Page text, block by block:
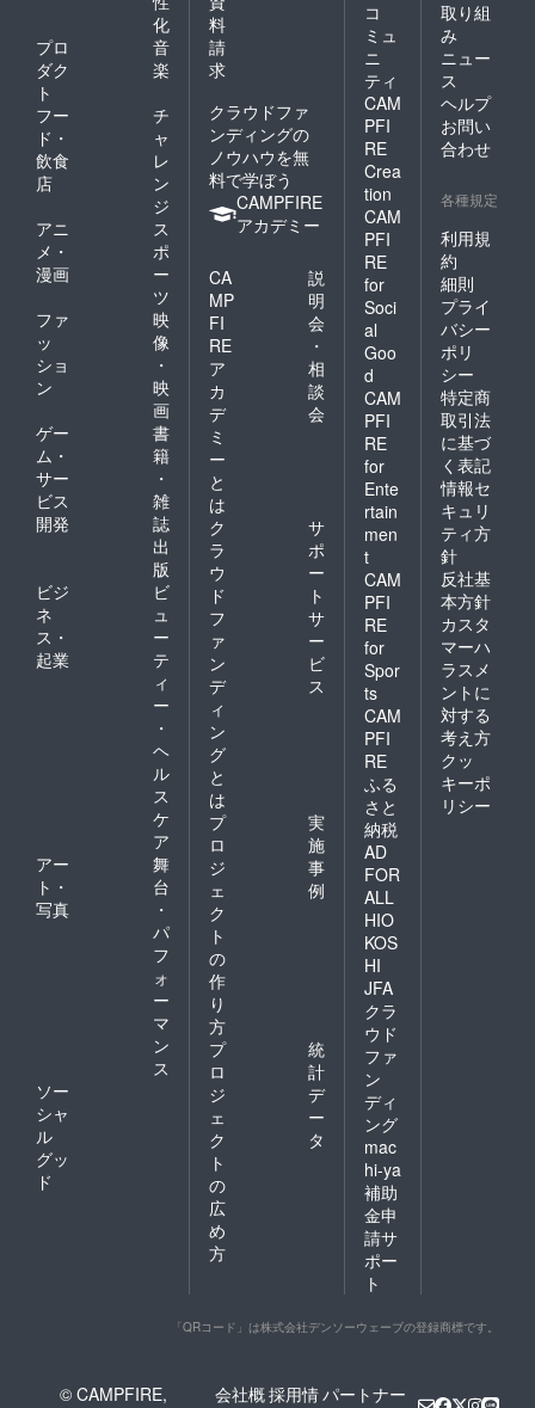
化
プロ
ダク
ト
音
楽
フー
ド・
飲食
店
チ
ャ
レ
ン
ジ
アニ
メ・
漫画
ス
ポ
ー
ツ
ファ
ッ
ショ
ン
映
像
・
映
画
ゲー
ム・
サー
ビス
開発
書
籍
・
雑
誌
出
版
ビジ
ネ
ス・
起業
ビ
ュ
ー
テ
ィ
ー
・
ヘ
ル
ス
ケ
ア
アー
ト・
写真
舞
台
・
パ
フ
ォ
ー
マ
ン
ス
ソー
シャ
ル
グッ
ド
料
請
求
クラウドファ
ンディングの
ノウハウを無
料で学ぼう
CAMPFIRE
アカデミー
CA
MP
FI
RE
ア
カ
デ
ミ
ー
と
は
説
明
会
・
相
談
会
ク
ラ
ウ
ド
フ
ァ
ン
デ
ィ
ン
グ
と
は
サ
ポ
ー
ト
サ
ー
ビ
ス
プ
ロ
ジ
ェ
ク
ト
の
作
り
方
実
施
事
例
プ
ロ
ジ
ェ
ク
ト
の
広
め
方
統
計
デ
ー
タ
コ
ミュ
ニ
ティ
CAM
PFI
RE
Crea
tion
CAM
PFI
RE
for
Soci
al
Goo
d
CAM
PFI
RE
for
Ente
rtain
men
t
CAM
PFI
RE
for
Spor
ts
CAM
PFI
RE
ふる
さと
納税
AD
FOR
ALL
HIO
KOS
HI
JFA
クラ
ウド
ファ
ン
ディ
ング
mac
hi-ya
補助
金申
請サ
ポー
ト
取り組
み
ニュー
ス
ヘルプ
お問い
合わせ
各種規定
利用規
約
細則
プライ
バシー
ポリ
シー
特定商
取引法
に基づ
く表記
情報セ
キュリ
ティ方
針
反社基
本方針
カスタ
マーハ
ラスメ
ントに
対する
考え方
クッ
キーポ
リシー
「QRコード」は株式会社デンソーウェーブの登録商標です。
© CAMPFIRE,
会社概採用情パートナー